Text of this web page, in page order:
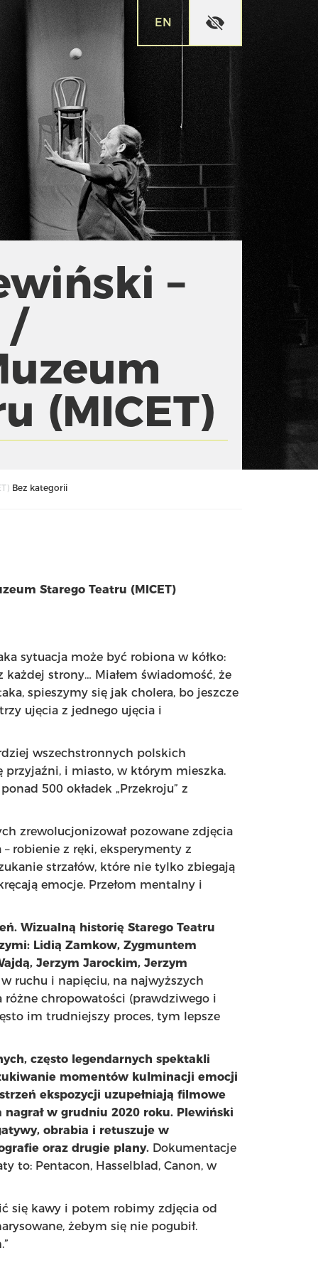
EN
–
/
(MICET)
Bez kategorii
Starego Teatru (MICET)
sytuacja może być robiona w kółko:
każdej strony… Miałem świadomość, że
spieszymy się jak cholera, bo jeszcze
ujęcia z jednego ujęcia i
wszechstronnych polskich
i miasto, w którym mieszka.
500 okładek „Przekroju” z
zrewolucjonizował pozowane zdjęcia
robienie z ręki, eksperymenty z
strzałów, które nie tylko zbiegają
emocje. Przełom mentalny i
Wizualną historię Starego Teatru
Lidią Zamkow, Zygmuntem
Jerzym Jarockim, Jerzym
ruchu i napięciu, na najwyższych
różne chropowatości (prawdziwego i
im trudniejszy proces, tym lepsze
często legendarnych spektakli
momentów kulminacji emocji
ekspozycji uzupełniają filmowe
w grudniu 2020 roku. Plewiński
obrabia i retuszuje w
oraz drugie plany. Dokumentacje
to: Pentacon, Hasselblad, Canon, w
się kawy i potem robimy zdjęcia od
żebym się nie pogubił.